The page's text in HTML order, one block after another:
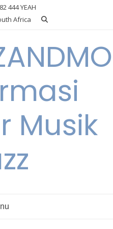
444 YEAH
Africa
Musik